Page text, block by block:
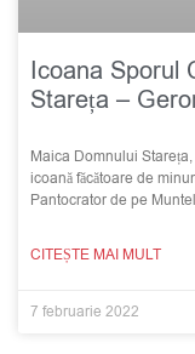
Icoana Sporul
Stareța –
Maica Domnului
icoană făcătoare de
Pantocrator de pe
CITEȘTE MAI MULT
7 februarie 2022